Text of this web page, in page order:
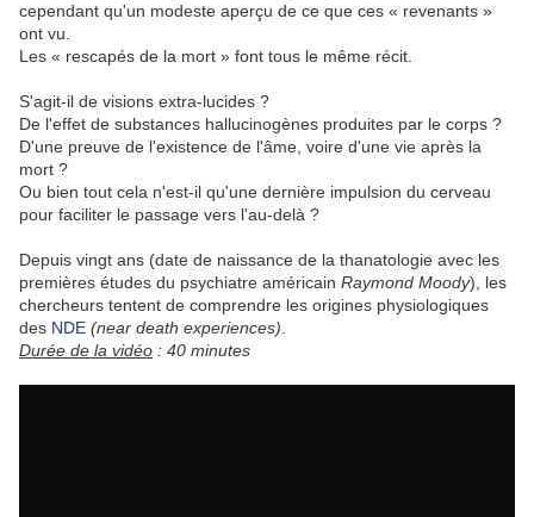
cependant qu'un modeste aperçu de ce que ces « revenants »
ont vu.
Les « rescapés de la mort » font tous le même récit.
S'agit-il de visions extra-lucides ?
De l'effet de substances hallucinogènes produites par le corps ?
D'une preuve de l'existence de l'âme, voire d'une vie après la
mort ?
Ou bien tout cela n'est-il qu'une dernière impulsion du cerveau
pour faciliter le passage vers l'au-delà ?
Depuis vingt ans (date de naissance de la thanatologie avec les
premières études du psychiatre américain Raymond Moody), les
chercheurs tentent de comprendre les origines physiologiques
des NDE (near death experiences)
Durée de la vidéo : 40 minutes